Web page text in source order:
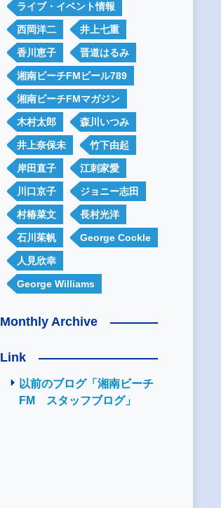
ライブ・イベント情報
西岡洋二 井上七重
香川恵子 晋道はるみ
湘南ビーチFMビール789
湘南ビーチFMマガジン
木村太郎 森川いつみ
井上奈保未 竹下由起
岸田直子 江刺家愛
川口京子 ジョニー志田
村椿菜文 長村光洋
石川茱帆 George Cockle
人見欣幸
George Williams
Monthly Archive
Link
以前のブログ「湘南ビーチ
FM スタッフブログ」